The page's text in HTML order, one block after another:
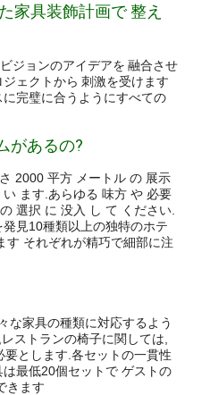
家具装飾計画で 整え
ジョンのアイデアを 融合させ
ェクトから 刺激を受けます
完璧に合うようにすべての
があるの?
2000 平方 メートル の 展示
ます.あらゆる 味方 や 必要
選択 に 没入 し て ください.
見10種類以上の独特のホテ
す それぞれが精巧で細部に注
な家具の種類に対応するよう
ストランの椅子に関しては,
とします.各セットの一貫性
最低20個セットで ゲストの
きます